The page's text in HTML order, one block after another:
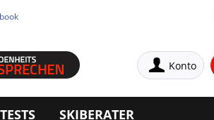
Konto
SKIBERATER